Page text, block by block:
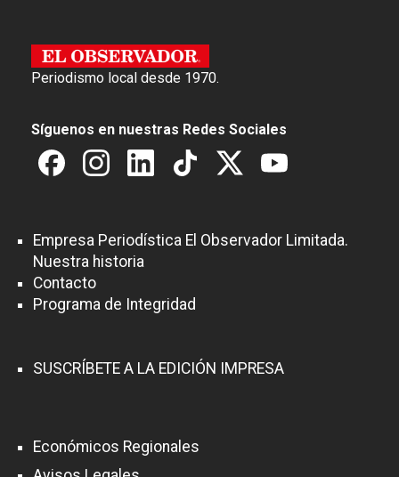
Periodismo local desde 1970.
Síguenos en nuestras Redes Sociales
Empresa Periodística El Observador Limitada.
Nuestra historia
Contacto
Programa de Integridad
SUSCRÍBETE A LA EDICIÓN IMPRESA
Económicos Regionales